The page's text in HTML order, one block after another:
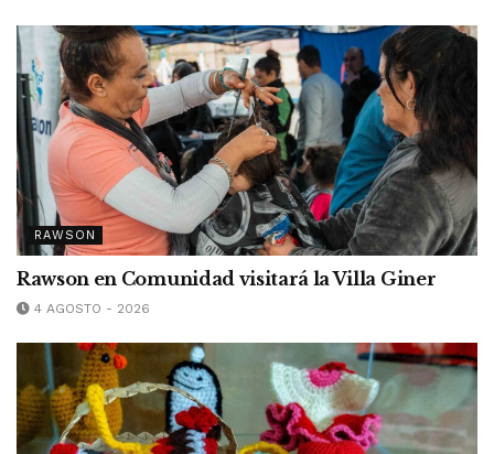
RAWSON
Rawson en Comunidad visitará la Villa Giner
4 AGOSTO - 2026